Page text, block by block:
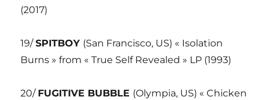
(2017)
19/SPITBOY (San Francisco, US) « Isolation
Burns » from « True Self Revealed » LP (1993)
20/ FUGITIVE BUBBLE (Olympia, US) « Chicken